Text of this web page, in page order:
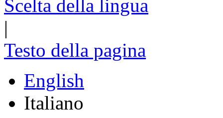
Scelta della lingua
|
Testo della pagina
English
Italiano